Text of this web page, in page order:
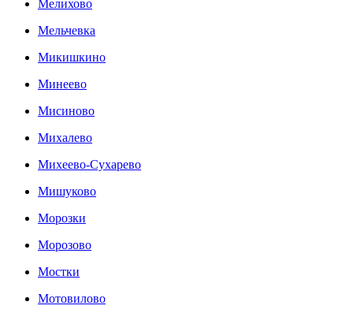
Мелихово
Мельчевка
Микишкино
Минеево
Мисиново
Михалево
Михеево-Сухарево
Мишуково
Морозки
Морозово
Мостки
Мотовилово